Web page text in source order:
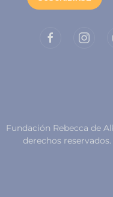
Fundación Rebecca de
derechos